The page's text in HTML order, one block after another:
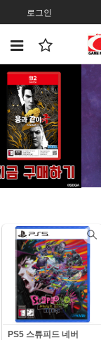
로그인
PS5 스튜피드 네버